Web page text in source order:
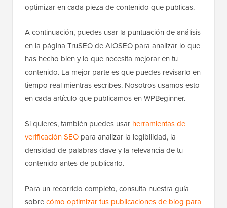
optimizar en cada pieza de contenido que publicas.
A continuación, puedes usar la puntuación de análisis
en la página TruSEO de AIOSEO para analizar lo que
has hecho bien y lo que necesita mejorar en tu
contenido. La mejor parte es que puedes revisarlo en
tiempo real mientras escribes. Nosotros usamos esto
en cada artículo que publicamos en WPBeginner.
Si quieres, también puedes usar herramientas de
verificación SEO para analizar la legibilidad, la
densidad de palabras clave y la relevancia de tu
contenido antes de publicarlo.
Para un recorrido completo, consulta nuestra guía
sobrecómo optimizar tus publicaciones de blog para